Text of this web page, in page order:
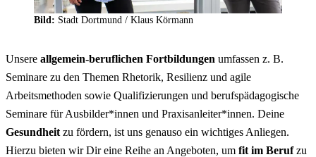
Bild: Stadt Dortmund / Klaus Körmann
Unsere allgemein-beruflichen Fortbildungen umfassen z. B.
Seminare zu den Themen Rhetorik, Resilienz und agile
Arbeitsmethoden sowie Qualifizierungen und berufspädagogische
Seminare für Ausbilder*innen und Praxisanleiter*innen. Deine
Gesundheit zu fördern, ist uns genauso ein wichtiges Anliegen.
Hierzu bieten wir Dir eine Reihe an Angeboten, um fit im Berufzu